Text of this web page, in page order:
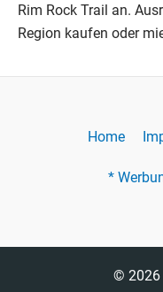
Rim Rock Trail an.
Region kaufen oder
Home
*
© 2026